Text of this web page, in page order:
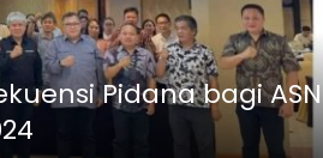
Pidana bagi ASN